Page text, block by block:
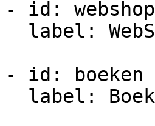
- id: webshop
- id: boeken